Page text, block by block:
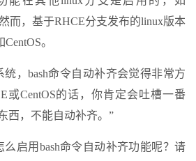
而，基于RHCE分支发布的linux版本
。
统，bash命令自动补齐会觉得非常方
或CentOS的话，你肯定会吐槽一番
西，不能自动补齐。”
么启用bash命令自动补齐功能呢？请